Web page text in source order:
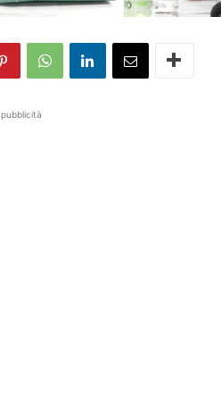
pubblicità